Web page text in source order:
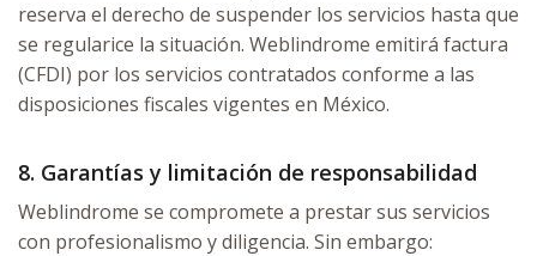
reserva el derecho de suspender los servicios hasta que
se regularice la situación. Weblindrome emitirá factura
(CFDI) por los servicios contratados conforme a las
disposiciones fiscales vigentes en México.
8. Garantías y limitación de responsabilidad
Weblindrome se compromete a prestar sus servicios
con profesionalismo y diligencia. Sin embargo: